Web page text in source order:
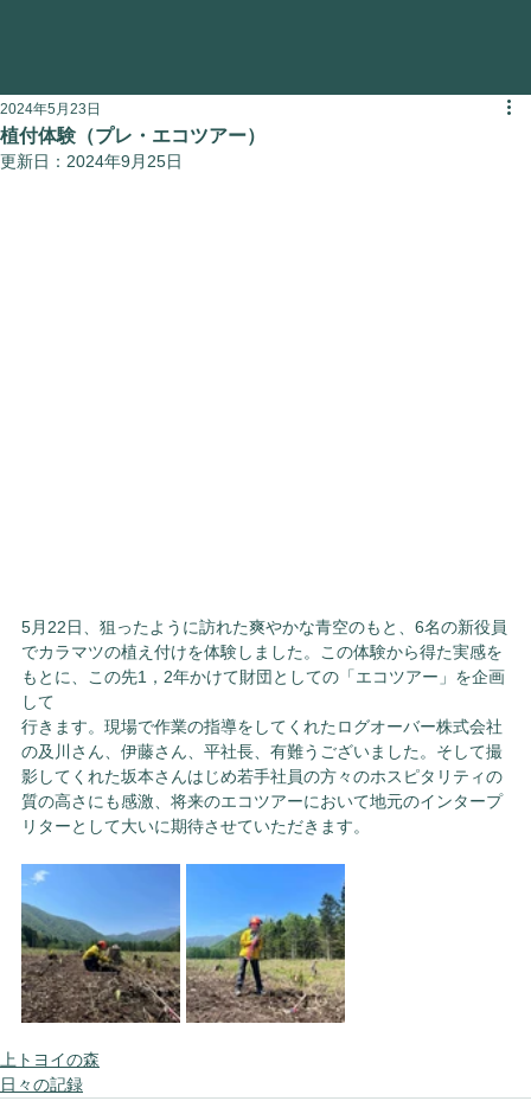
植付体験（プレ・エコツアー）
2024年5月23日
更新日： 2024年9月25日
5月22日、狙ったように訪れた爽やかな青空のもと、6名の新役員
でカラマツの植え付けを体験しました。この体験から得た実感を
もとに、この先1，2年かけて財団としての「エコツアー」を企画
して
行きます。現場で作業の指導をしてくれたログオーバー株式会社
の及川さん、伊藤さん、平社長、有難うございました。そして撮
影してくれた坂本さんはじめ若手社員の方々のホスピタリティの
質の高さにも感激、将来のエコツアーにおいて地元のインタープ
リターとして大いに期待させていただきます。
上トヨイの森
日々の記録